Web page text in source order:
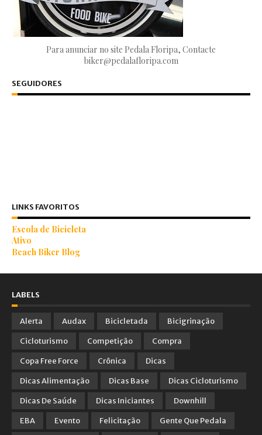
Para anunciar no site Pedala Floripa, Contacte
biker@pedalafloripa.com
SEGUIDORES
LINKS FAVORITOS
Escola de Bicicleta
Ativo
Beach Biker Blog
LABELS
Alerta Audax Bicicletada
Bicigrinação
Cicloturismo
Competição
Compra
Copa Free Force
Crônica
Dicas
Dicas Alimentação
Dicas Base
Dicas Cicloturismo
Dicas De Saúde
Dicas Iniciantes
Downhill
EBA
Evento Felicitação
Gente Que Pedala